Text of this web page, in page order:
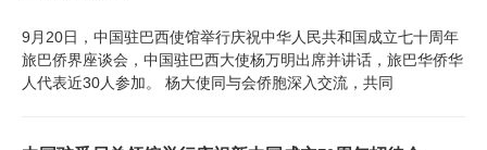
9月20日，中国驻巴西使馆举行庆祝中华人民共和国成立七十周年
旅巴侨界座谈会，中国驻巴西大使杨万明出席并讲话，旅巴华侨华
人代表近30人参加。 杨大使同与会侨胞深入交流，共同